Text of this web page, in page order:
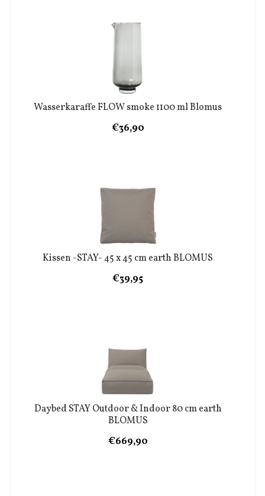
Wasserkaraffe FLOW smoke 1100 ml Blomus
€36,90
Kissen -STAY- 45 x 45 cm earth BLOMUS
€39,95
Daybed STAY Outdoor & Indoor 80 cm earth
BLOMUS
€669,90